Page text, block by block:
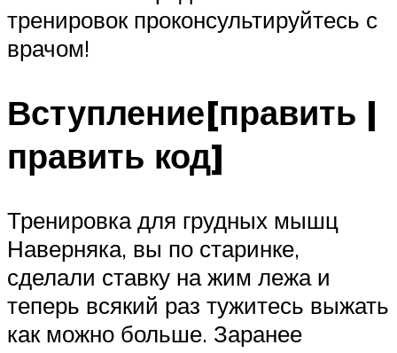
тренировок проконсультируйтесь с
врачом!
Вступление[править |
править код]
Тренировка для грудных мышц
Наверняка, вы по старинке,
сделали ставку на жим лежа и
теперь всякий раз тужитесь выжать
как можно больше. Заранее